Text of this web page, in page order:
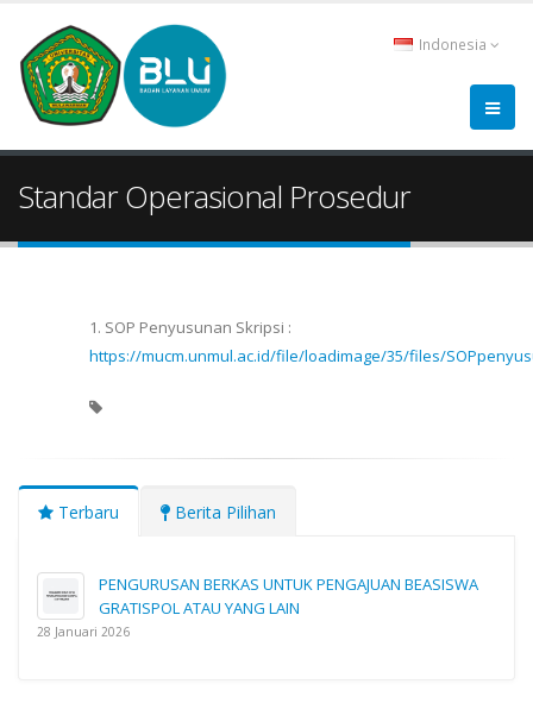
Indonesia
Standar Operasional Prosedur
1. SOP Penyusunan Skripsi :
https://mucm.unmul.ac.id/file/loadimage/35/files/
Terbaru Berita Pilihan
PENGURUSAN BERKAS UNTUK PENGAJUAN BEASISWA
GRATISPOL ATAU YANG LAIN
28 Januari 2026